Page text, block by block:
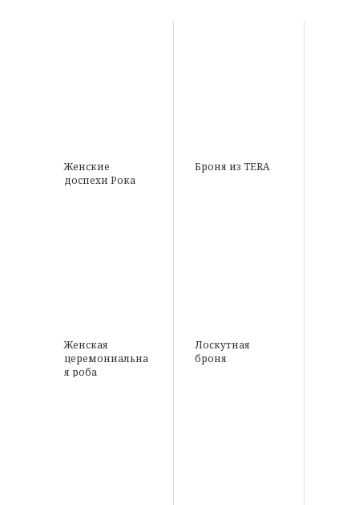
Женские
доспехи Рока
Броня из TERA
Женская
церемониальна
я роба
Лоскутная
броня